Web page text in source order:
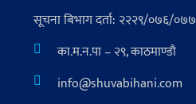
सूचना बिभाग दर्ता: २२२९/०७६/०७७
का.म.न.पा – २९, काठमाण्डौ
info@shuvabihani.com